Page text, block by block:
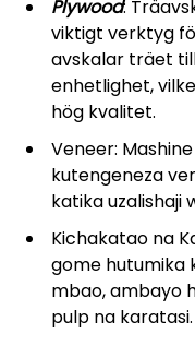
Plywood:
viktigt verktyg
avskalar träet
enhetlighet,
hög kvalitet.
Veneer:
kutengeneza
katika uzalishaji
Kichakatao na
gome hutumika
mbao, ambayo
pulp na karatasi.